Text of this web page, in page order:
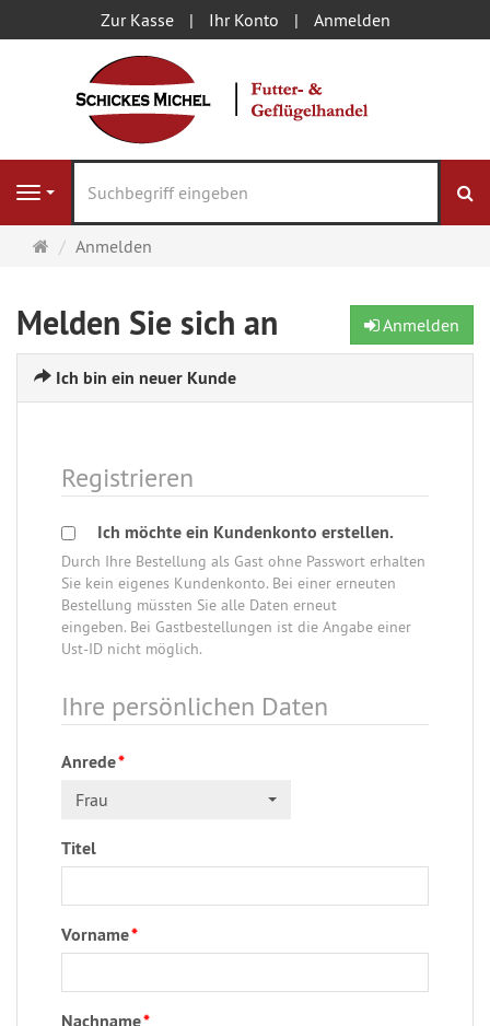
Zur Kasse Ihr Konto Anmelden
Navigation
Startseite
Anmelden
Anmelden
Melden Sie sich an
Ich bin ein neuer Kunde
Registrieren
Ich möchte ein Kundenkonto erstellen.
Durch Ihre Bestellung als Gast ohne Passwort erhalten
Sie kein eigenes Kundenkonto. Bei einer erneuten
Bestellung müssten Sie alle Daten erneut
eingeben. Bei Gastbestellungen ist die Angabe einer
Ust-ID nicht möglich.
Ihre persönlichen Daten
Anrede*
Frau
Titel
Vorname*
Nachname*